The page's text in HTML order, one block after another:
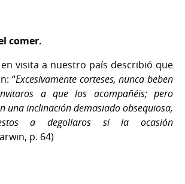
comer.
visita a nuestro país describió que
“Excesivamente corteses, nunca beben
a que los acompañéis; pero
una inclinación demasiado obsequiosa,
a degollaros si la ocasión
p. 64)